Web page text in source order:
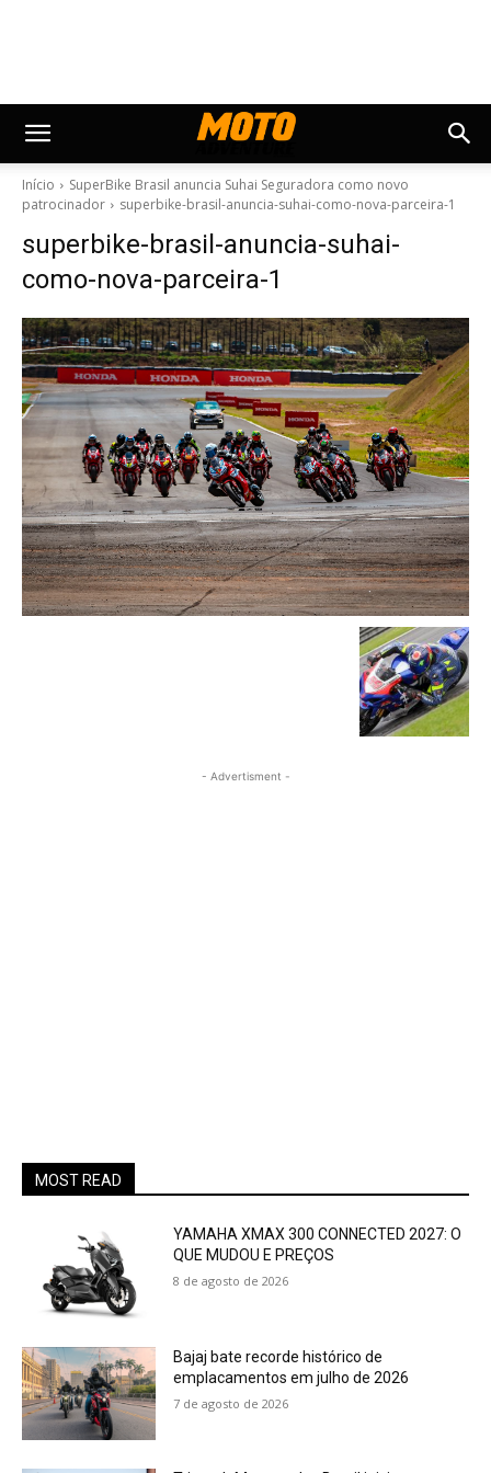
Início
SuperBike Brasil anuncia Suhai Seguradora como novo
patrocinador
superbike-brasil-anuncia-suhai-como-nova-parceira-1
superbike-brasil-anuncia-suhai-
como-nova-parceira-1
- Advertisment -
MOST READ
YAMAHA XMAX 300 CONNECTED 2027: O
QUE MUDOU E PREÇOS
8 de agosto de 2026
Bajaj bate recorde histórico de
emplacamentos em julho de 2026
7 de agosto de 2026